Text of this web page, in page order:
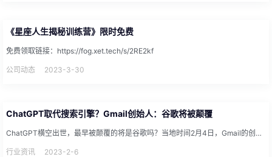
《星座人生揭秘训练营》限时免费
免费领取链接：https://fog.xet.tech/s/2RE2kf
公司动态 2023-3-30
ChatGPT取代搜索引擎？Gmail创始人：谷歌将被颠覆
ChatGPT横空出世，最早被颠覆的将是谷歌吗？当地时间2月4日，Gmail的创始人Paul Buchheit...
行业资讯 2023-2-6